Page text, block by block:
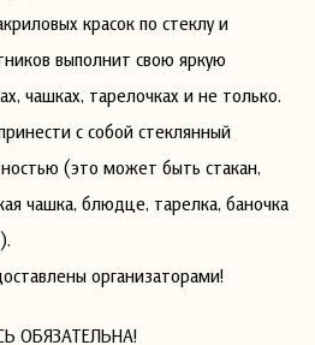
красок по стеклу и
выполнит свою яркую
чашках, тарелочках и не только.
с собой стеклянный
(это может быть стакан,
чашка, блюдце, тарелка, баночка
организаторами!
ОБЯЗАТЕЛЬНА!